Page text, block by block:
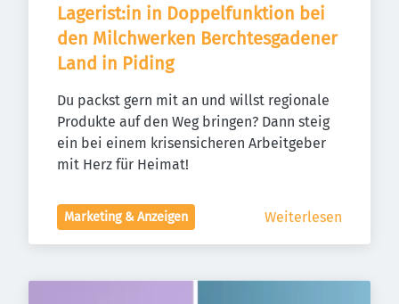
Lagerist:in in Doppelfunktion bei
den Milchwerken Berchtesgadener
Land in Piding
Du packst gern mit an und willst regionale
Produkte auf den Weg bringen? Dann steig
ein bei einem krisensicheren Arbeitgeber
mit Herz für Heimat!
Marketing & Anzeigen Weiterlesen